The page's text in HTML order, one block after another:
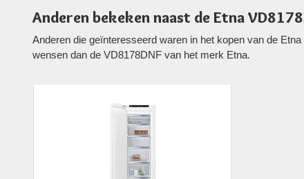
Anderen bekeken naast de Etna
Anderen die geïnteresseerd waren in het kopen van de
wensen dan de VD8178DNF van het merk Etna.